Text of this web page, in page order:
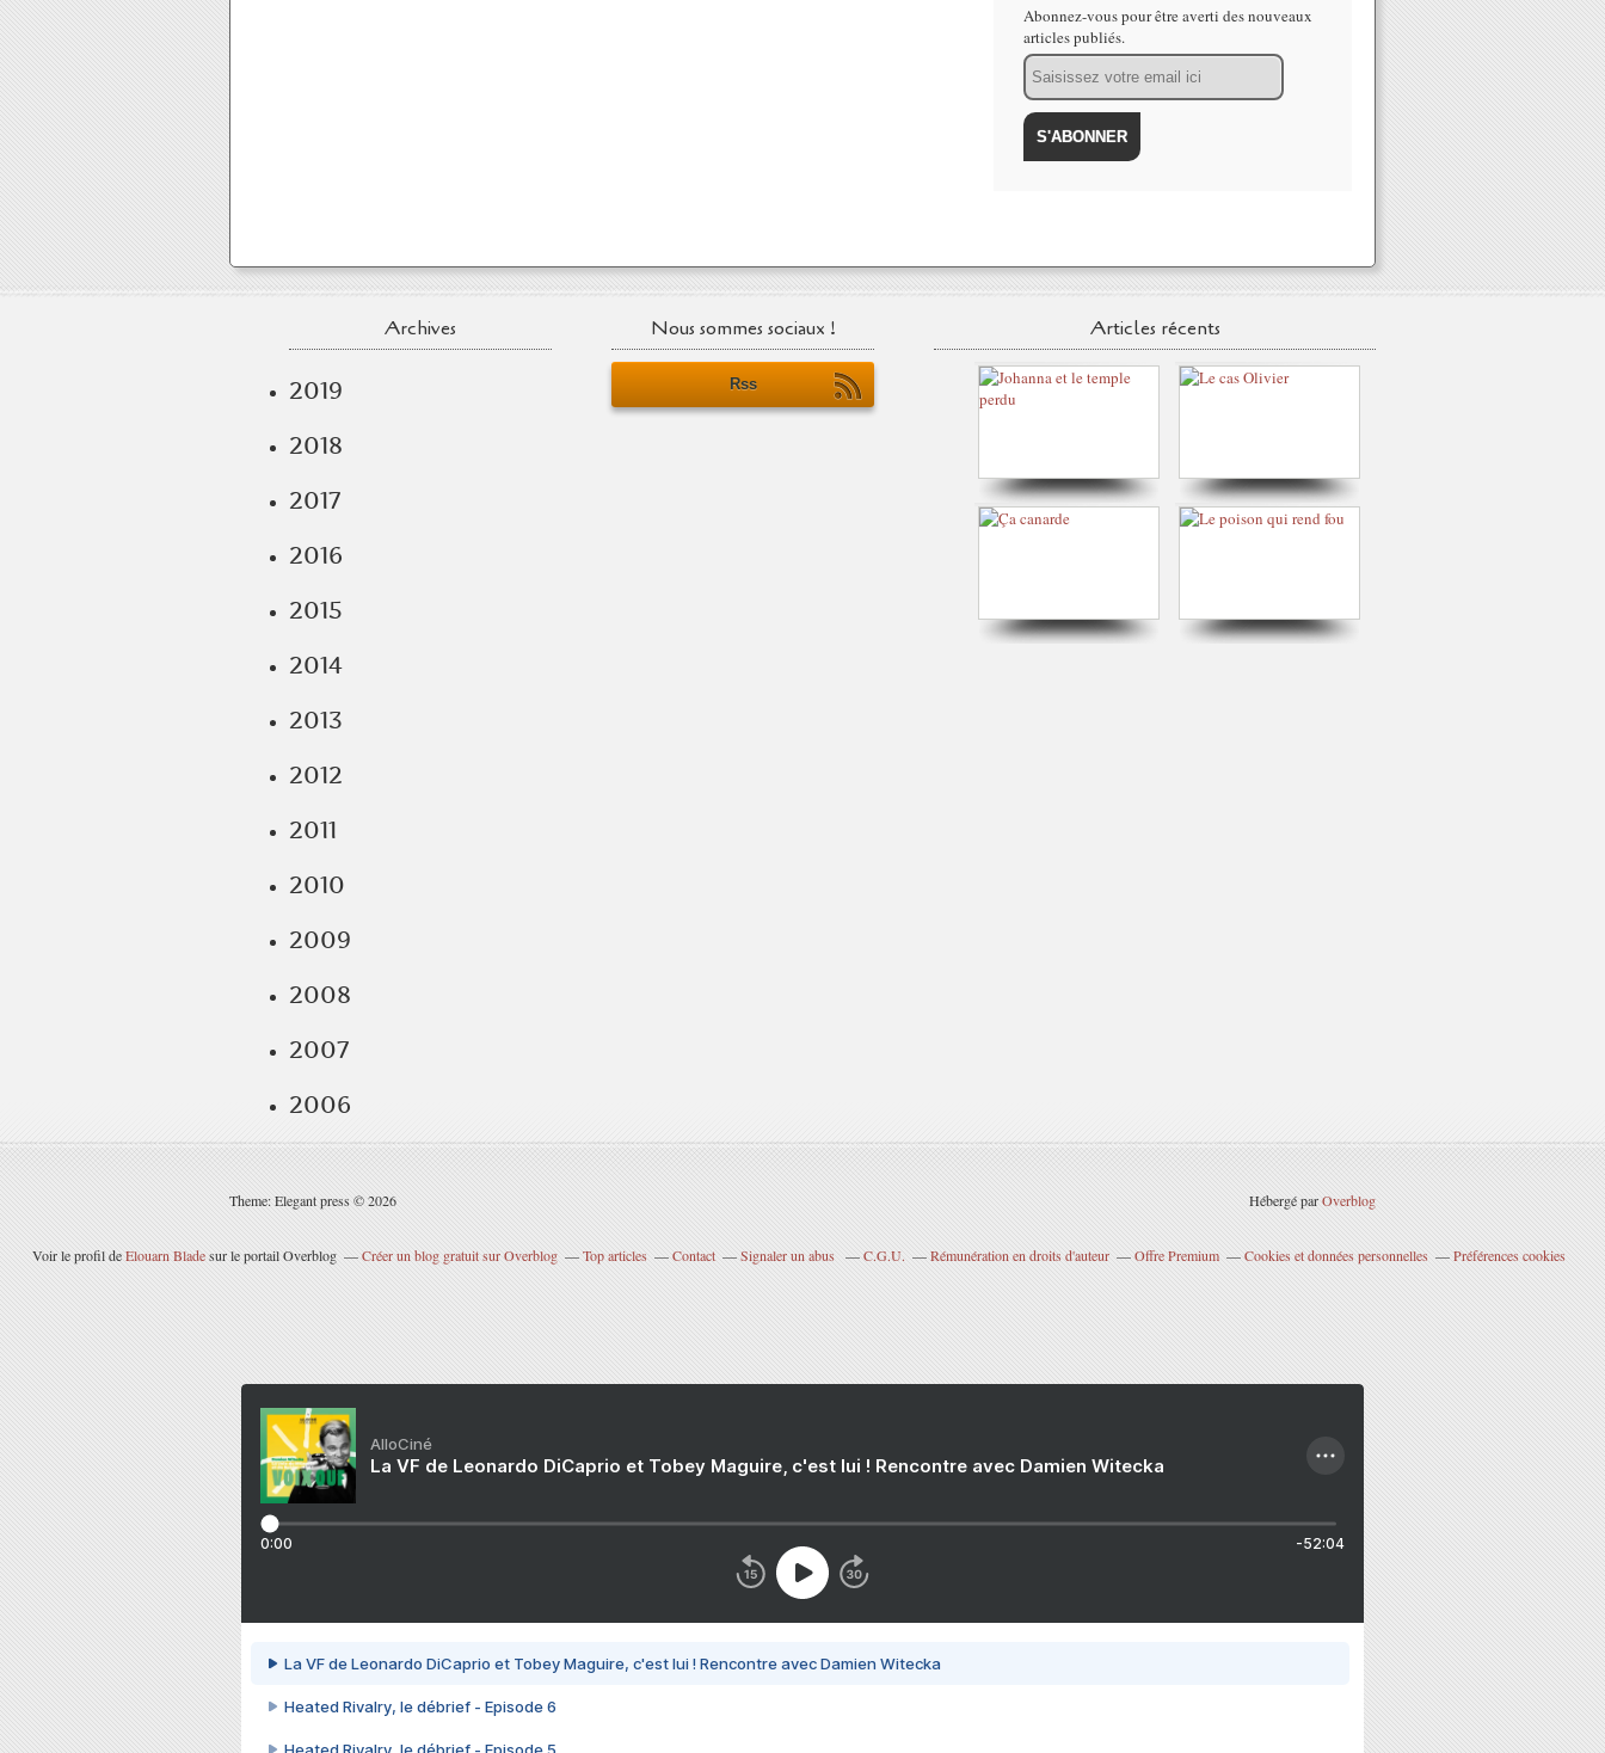
Abonnez-vous pour être averti des nouveaux
articles publiés.
Email
Archives
2019
2018
2017
2016
2015
2014
2013
2012
2011
2010
2009
2008
2007
2006
Nous sommes sociaux !
Rss
Articles récents
Theme: Elegant press © 2026 Hébergé parOverblog
Voir le profil deElouarn Bladesur le portail Overblog Créer un blog gratuit sur Overblog Top articles Contact Signaler un abus C.G.U. Rémunération en droits d'auteur Offre Premium Cookies et données personnelles Préférences cookies
AlloCiné
La VF de Leonardo DiCaprio et Tobey Maguire, c'est lui ! Rencontre avec Damien Witecka
0:00 -52:04
La VF de Leonardo DiCaprio et Tobey Maguire, c'est lui ! Rencontre avec Damien Witecka
Heated Rivalry, le débrief - Episode 6